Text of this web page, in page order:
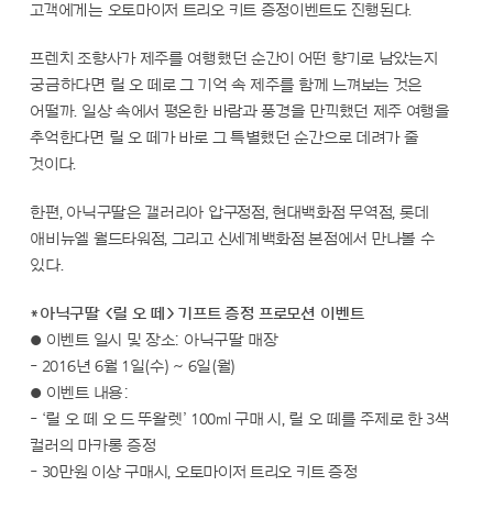
고객에게는 오토마이저 트리오 키트 증정이벤트도 진행된다.
프렌치 조향사가 제주를 여행했던 순간이 어떤 향기로 남았는지
궁금하다면 릴 오 떼로 그 기억 속 제주를 함께 느껴보는 것은
어떨까. 일상 속에서 평온한 바람과 풍경을 만끽했던 제주 여행을
추억한다면 릴 오 떼가 바로 그 특별했던 순간으로 데려가 줄
것이다.
한편, 아닉구딸은 갤러리아 압구정점, 현대백화점 무역점, 롯데
애비뉴엘 월드타워점, 그리고 신세계백화점 본점에서 만나볼 수
있다.
*아닉구딸 <릴 오 떼> 기프트 증정 프로모션 이벤트
● 이벤트 일시 및 장소: 아닉구딸 매장
- 2016년 6월 1일(수) ~ 6일(월)
● 이벤트 내용:
- ‘릴 오 떼 오 드 뚜왈렛’ 100ml 구매 시, 릴 오 떼를 주제로 한 3색
컬러의 마카롱 증정
- 30만원 이상 구매시, 오토마이저 트리오 키트 증정